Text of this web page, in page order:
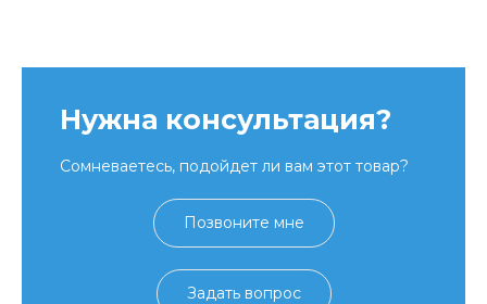
Нужна консультация?
Сомневаетесь, подойдет ли вам этот товар?
Позвоните мне
Задать вопрос